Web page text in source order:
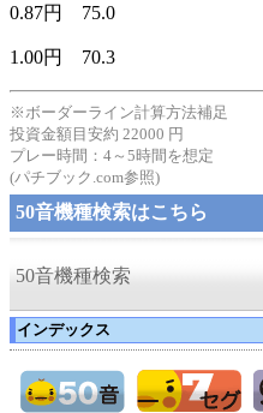
0.87円 75.0
1.00円 70.3
※ボーダーライン計算方法補足
投資金額目安約 22000 円
プレー時間：4～5時間を想定
(パチブック.com参照)
50音機種検索はこちら
50音機種検索
インデックス